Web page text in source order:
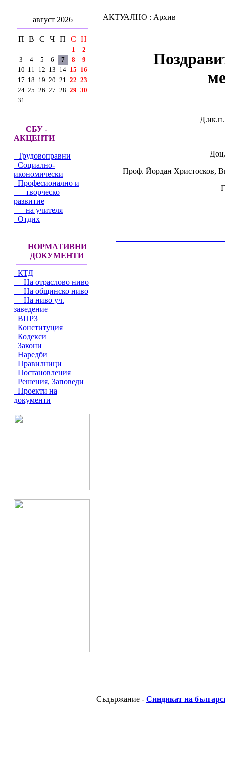
август 2026
П В С Ч П С Н
1
2
3
4 5 6 7 8
9
10 11 12 13 14 15 16
17 18 19 20 21 22 23
24 25 26 27 28 29 30
31
СБУ -
АКЦЕНТИ
Трудовоправни
Социално-
икономически
Професионално и
творческо
развитие
на учителя
Отдих
НОРМАТИВНИ
ДОКУМЕНТИ
КТД
На отраслово ниво
На общинско ниво
На ниво уч.
заведение
ВПРЗ
Конституция
Кодекси
Закони
Наредби
Правилници
Постановления
Решения, Заповеди
Проекти на
документи
АКТУАЛНО : Архив
Д.ик.н.
Проф. Йордан Христосков,
Съдържание - Синдикат на